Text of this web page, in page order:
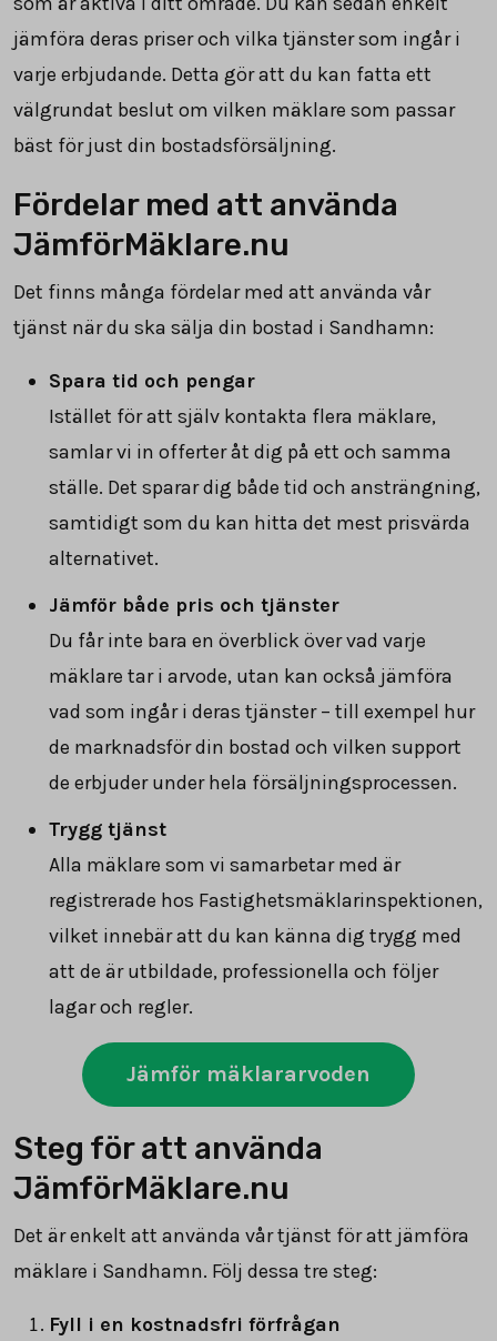
jämföra deras priser och vilka tjänster som ingår i
varje erbjudande. Detta gör att du kan fatta ett
välgrundat beslut om vilken mäklare som passar
bäst för just din bostadsförsäljning.
Fördelar med att använda
JämförMäklare.nu
Det finns många fördelar med att använda vår
tjänst när du ska sälja din bostad i Sandhamn:
Spara tid och pengar
Istället för att själv kontakta flera mäklare,
samlar vi in offerter åt dig på ett och samma
ställe. Det sparar dig både tid och ansträngning,
samtidigt som du kan hitta det mest prisvärda
alternativet.
Jämför både pris och tjänster
Du får inte bara en överblick över vad varje
mäklare tar i arvode, utan kan också jämföra
vad som ingår i deras tjänster – till exempel hur
de marknadsför din bostad och vilken support
de erbjuder under hela försäljningsprocessen.
Trygg tjänst
Alla mäklare som vi samarbetar med är
registrerade hos Fastighetsmäklarinspektionen,
vilket innebär att du kan känna dig trygg med
att de är utbildade, professionella och följer
lagar och regler.
Jämför mäklararvoden
Steg för att använda
JämförMäklare.nu
Det är enkelt att använda vår tjänst för att jämföra
mäklare i Sandhamn. Följ dessa tre steg:
Fyll i en kostnadsfri förfrågan